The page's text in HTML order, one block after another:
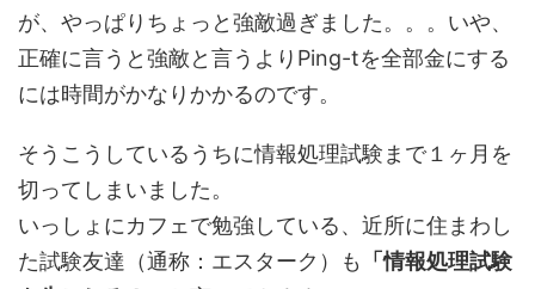
が、やっぱりちょっと強敵過ぎました。。。いや、
正確に言うと強敵と言うよりPing-tを全部金にする
には時間がかなりかかるのです。
そうこうしているうちに情報処理試験まで１ヶ月を
切ってしまいました。
いっしょにカフェで勉強している、近所に住まわし
た試験友達（通称：エスターク）も
「情報処理試験